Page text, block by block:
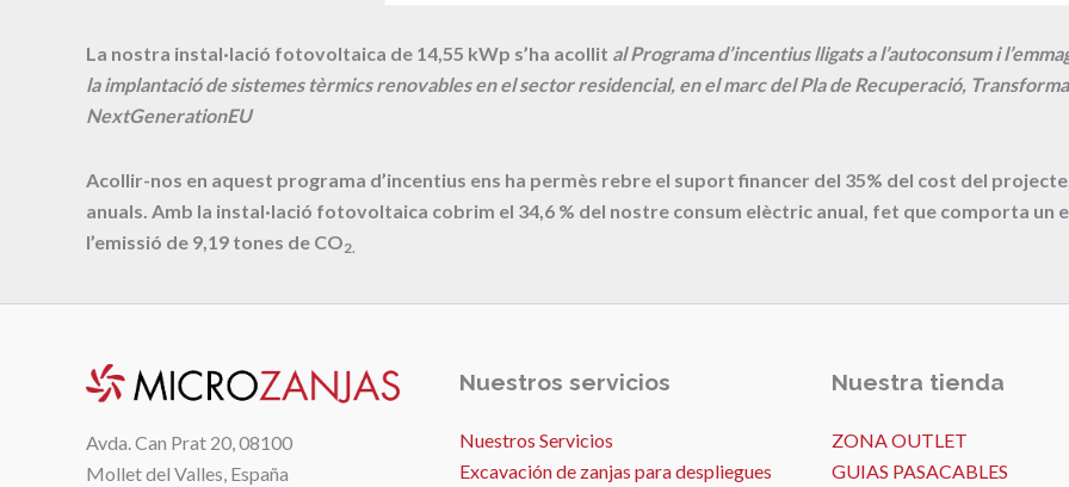
La nostra instal·lació fotovoltaica de 14,55 kWp s’ha acollit al Programa d’incentius lligats a l’autoconsum i
la implantació de sistemes tèrmics renovables en el sector residencial, en el marc del Pla de Recuperació,
NextGenerationEU
Acollir-nos en aquest programa d’incentius ens ha permès rebre el suport financer del 35% del cost del
anuals. Amb la instal·lació fotovoltaica cobrim el 34,6 % del nostre consum elèctric anual, fet que comporta
l’emissió de 9,19 tones de CO2.
Avda. Can Prat 20, 08100
Mollet del Valles, España
Nuestros servicios
Nuestros Servicios
Excavación de zanjas para despliegues
Nuestra tienda
ZONA OUTLET
GUIAS PASACABLES